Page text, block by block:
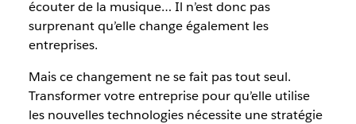
Il peut être difficile d’intégrer de nouvelles technologies
dans votre entreprise, mais les bénéfices sont multiples
30 septembre 2025
écouter de la musique… Il n’est donc pas
surprenant qu’elle change également les
entreprises.
Mais ce changement ne se fait pas tout seul.
Transformer votre entreprise pour qu’elle utilise
les nouvelles technologies nécessite une stratégie